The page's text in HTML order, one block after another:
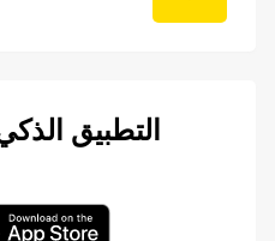
التطبيق